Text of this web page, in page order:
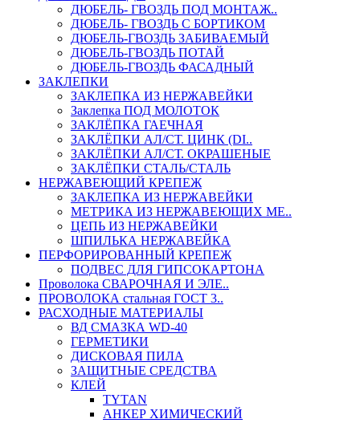
ДЮБЕЛЬ- ГВОЗДЬ ПОД МОНТАЖ..
ДЮБЕЛЬ- ГВОЗДЬ С БОРТИКОМ
ДЮБЕЛЬ-ГВОЗДЬ ЗАБИВАЕМЫЙ
ДЮБЕЛЬ-ГВОЗДЬ ПОТАЙ
ДЮБЕЛЬ-ГВОЗДЬ ФАСАДНЫЙ
ЗАКЛЕПКИ
ЗАКЛЕПКА ИЗ НЕРЖАВЕЙКИ
Заклепка ПОД МОЛОТОК
ЗАКЛЁПКА ГАЕЧНАЯ
ЗАКЛЁПКИ АЛ/СТ. ЦИНК (DI..
ЗАКЛЁПКИ АЛ/СТ. ОКРАШЕНЫЕ
ЗАКЛЁПКИ СТАЛЬ/СТАЛЬ
НЕРЖАВЕЮЩИЙ КРЕПЕЖ
ЗАКЛЕПКА ИЗ НЕРЖАВЕЙКИ
МЕТРИКА ИЗ НЕРЖАВЕЮЩИХ МЕ..
ЦЕПЬ ИЗ НЕРЖАВЕЙКИ
ШПИЛЬКА НЕРЖАВЕЙКА
ПЕРФОРИРОВАННЫЙ КРЕПЕЖ
ПОДВЕС ДЛЯ ГИПСОКАРТОНА
Проволока СВАРОЧНАЯ И ЭЛЕ..
ПРОВОЛОКА стальная ГОСТ 3..
РАСХОДНЫЕ МАТЕРИАЛЫ
ВД СМАЗКА WD-40
ГЕРМЕТИКИ
ДИСКОВАЯ ПИЛА
ЗАЩИТНЫЕ СРЕДСТВА
КЛЕЙ
TYTAN
АНКЕР ХИМИЧЕСКИЙ